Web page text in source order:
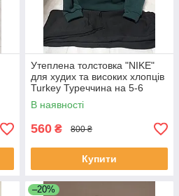
Утеплена толстовка "NIKE"
для худих та високих хлопців
Turkey Туреччина на 5-6
років
В наявності
560 ₴ 800 ₴
Купити
–20%